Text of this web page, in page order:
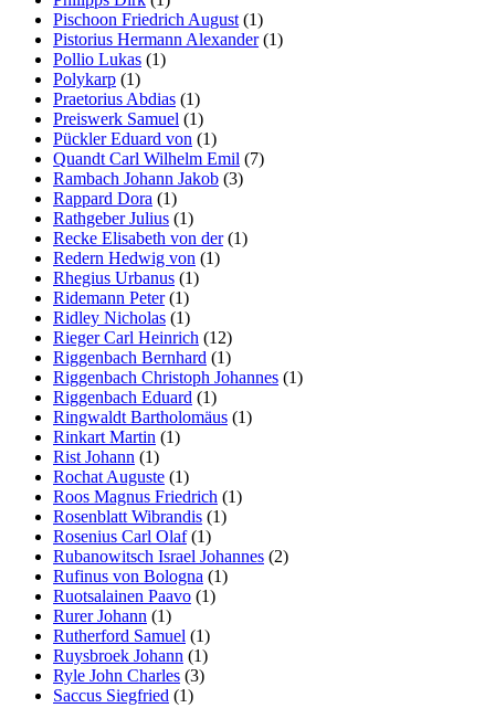
Pischoon Friedrich August (1)
Pistorius Hermann Alexander(1)
Pollio Lukas (1)
Polykarp (1)
Praetorius Abdias (1)
Preiswerk Samuel (1)
Pückler Eduard von (1)
Quandt Carl Wilhelm Emil (7)
Rambach Johann Jakob (3)
Rappard Dora (1)
Rathgeber Julius (1)
Recke Elisabeth von der(1)
Redern Hedwig von (1)
Rhegius Urbanus (1)
Ridemann Peter(1)
Ridley Nicholas (1)
Rieger Carl Heinrich (12)
Riggenbach Bernhard (1)
Riggenbach Christoph Johannes (1)
Riggenbach Eduard (1)
Ringwaldt Bartholomäus (1)
Rinkart Martin (1)
Rist Johann (1)
Rochat Auguste (1)
Roos Magnus Friedrich (1)
Rosenblatt Wibrandis (1)
Rosenius Carl Olaf(1)
Rubanowitsch Israel Johannes (2)
Rufinus von Bologna (1)
Ruotsalainen Paavo (1)
Rurer Johann (1)
Rutherford Samuel (1)
Ruysbroek Johann (1)
Ryle John Charles (3)
Saccus Siegfried (1)